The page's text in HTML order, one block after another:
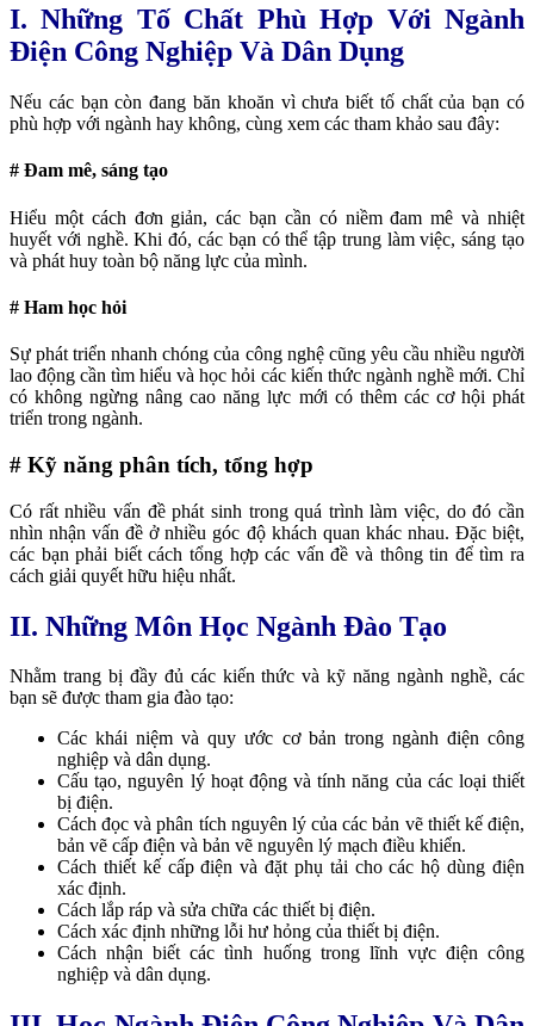
I. Những Tố Chất Phù Hợp Với Ngành
Điện Công Nghiệp Và Dân Dụng
Nếu các bạn còn đang băn khoăn vì chưa biết tố chất của bạn có
phù hợp với ngành hay không, cùng xem các tham khảo sau đây:
# Đam mê, sáng tạo
Hiểu một cách đơn giản, các bạn cần có niềm đam mê và nhiệt
huyết với nghề. Khi đó, các bạn có thể tập trung làm việc, sáng tạo
và phát huy toàn bộ năng lực của mình.
# Ham học hỏi
Sự phát triển nhanh chóng của công nghệ cũng yêu cầu nhiều người
lao động cần tìm hiểu và học hỏi các kiến thức ngành nghề mới. Chỉ
có không ngừng nâng cao năng lực mới có thêm các cơ hội phát
triển trong ngành.
# Kỹ năng phân tích, tổng hợp
Có rất nhiều vấn đề phát sinh trong quá trình làm việc, do đó cần
nhìn nhận vấn đề ở nhiều góc độ khách quan khác nhau. Đặc biệt,
các bạn phải biết cách tổng hợp các vấn đề và thông tin để tìm ra
cách giải quyết hữu hiệu nhất.
II. Những Môn Học Ngành Đào Tạo
Nhằm trang bị đầy đủ các kiến thức và kỹ năng ngành nghề, các
bạn sẽ được tham gia đào tạo:
Các khái niệm và quy ước cơ bản trong ngành điện công
nghiệp và dân dụng.
Cấu tạo, nguyên lý hoạt động và tính năng của các loại thiết
bị điện.
Cách đọc và phân tích nguyên lý của các bản vẽ thiết kế điện,
bản vẽ cấp điện và bản vẽ nguyên lý mạch điều khiển.
Cách thiết kế cấp điện và đặt phụ tải cho các hộ dùng điện
xác định.
Cách lắp ráp và sửa chữa các thiết bị điện.
Cách xác định những lỗi hư hỏng của thiết bị điện.
Cách nhận biết các tình huống trong lĩnh vực điện công
nghiệp và dân dụng.